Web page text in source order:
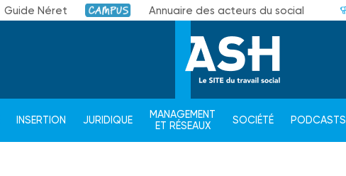
Guide Néret Campus Annuaire des acteurs du social
INSERTION JURIDIQUE
MANAGEMENT
ET RÉSEAUX
SOCIÉTÉ PODCASTS